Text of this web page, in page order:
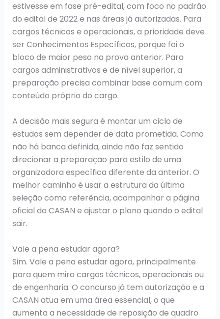
estivesse em fase pré-edital, com foco no padrão
do edital de 2022 e nas áreas já autorizadas. Para
cargos técnicos e operacionais, a prioridade deve
ser Conhecimentos Específicos, porque foi o
bloco de maior peso na prova anterior. Para
cargos administrativos e de nível superior, a
preparação precisa combinar base comum com
conteúdo próprio do cargo.
A decisão mais segura é montar um ciclo de
estudos sem depender de data prometida. Como
não há banca definida, ainda não faz sentido
direcionar a preparação para estilo de uma
organizadora específica diferente da anterior. O
melhor caminho é usar a estrutura da última
seleção como referência, acompanhar a página
oficial da CASAN e ajustar o plano quando o edital
sair.
Vale a pena estudar agora?
Sim. Vale a pena estudar agora, principalmente
para quem mira cargos técnicos, operacionais ou
de engenharia. O concurso já tem autorização e a
CASAN atua em uma área essencial, o que
aumenta a necessidade de reposição de quadro